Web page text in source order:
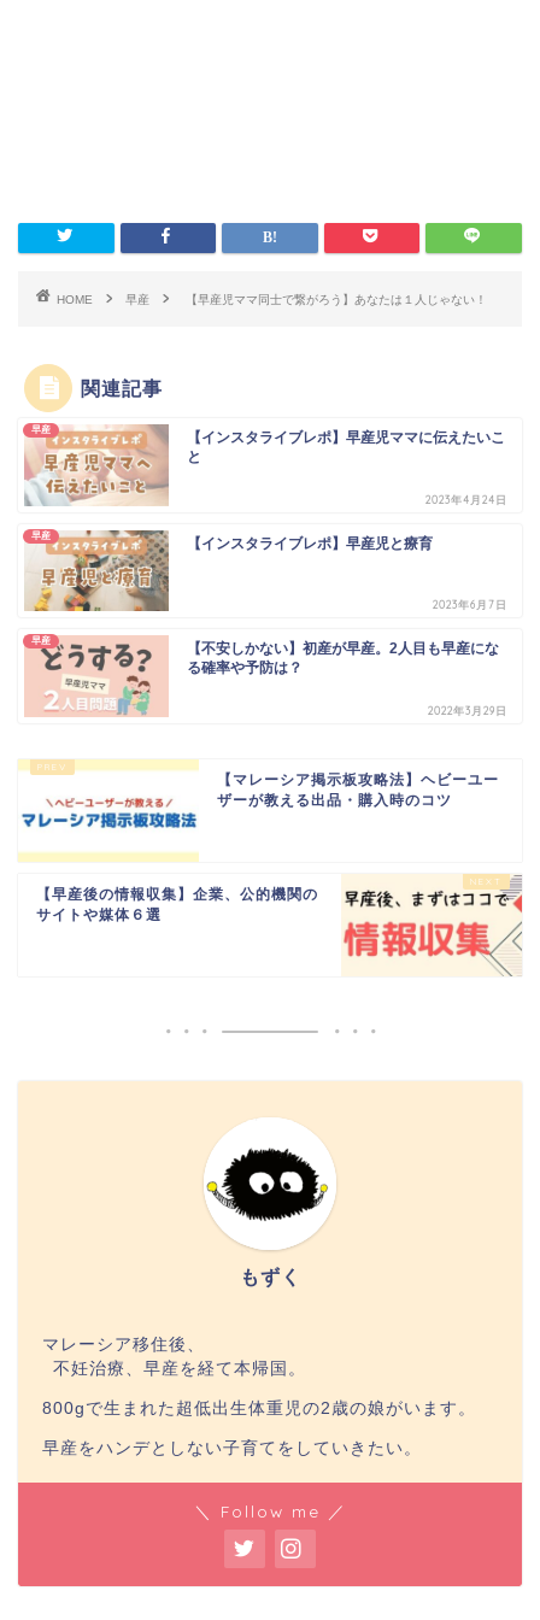
HOME 早産 【早産児ママ同士で繋がろう】あなたは１人じゃない！
関連記事
早産
【インスタライブレポ】早産児ママに伝えたいこ
と
2023年4月24日
早産 【インスタライブレポ】早産児と療育
2023年6月7日
早産
【不安しかない】初産が早産。2人目も早産にな
る確率や予防は？
2022年3月29日
【マレーシア掲示板攻略法】ヘビーユー
ザーが教える出品・購入時のコツ
【早産後の情報収集】企業、公的機関の
サイトや媒体６選
もずく
マレーシア移住後、
不妊治療、早産を経て本帰国。
800gで生まれた超低出生体重児の2歳の娘がいます。
早産をハンデとしない子育てをしていきたい。
＼ Follow me ／